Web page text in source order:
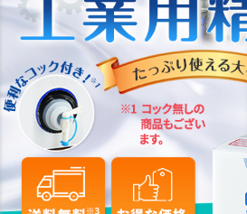
カラー
レッド
ブルー
イエロー
在庫なし商品
在庫なし商品を表示しない
商品番号/JANコード